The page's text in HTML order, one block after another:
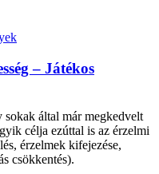
– Játékos
által már megkedvelt
célja ezúttal is az érzelmi
érzelmek kifejezése,
csökkentés).